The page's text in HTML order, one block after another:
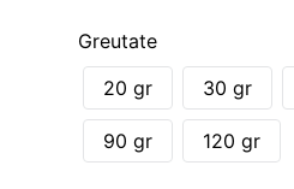
Greutate
20 gr
30 gr
90 gr 120 gr